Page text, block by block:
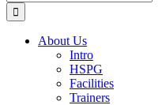
색:
About Us
Intro
HSPG
Facilities
Trainers